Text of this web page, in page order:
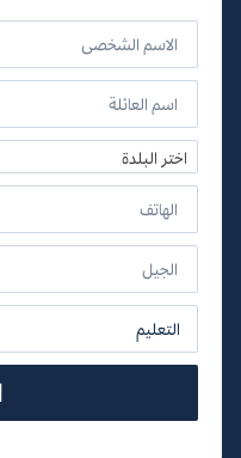
اختر البلدة